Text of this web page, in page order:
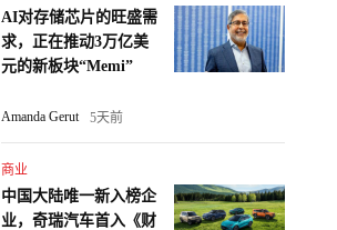
AI对存储芯片的旺盛需
求，正在推动3万亿美
元的新板块“Memi”
Amanda Gerut 5天前
商业
中国大陆唯一新入榜企
业，奇瑞汽车首入《财